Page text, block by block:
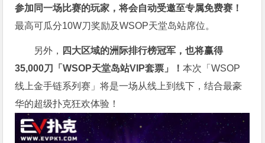
参加同一场比赛的玩家，将会自动受邀至专属免费赛！
最高可瓜分10W刀奖励及WSOP天堂岛站席位。
另外， 四大区域的洲际排行榜冠军，也将赢得
35,000刀「WSOP天堂岛站VIP套票」！本次「WSOP
线上金手链系列赛」将是一场从线上到线下，结合最豪
华的超级扑克狂欢体验！